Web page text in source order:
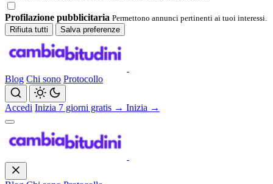
Profilazione pubblicitaria Permettono annunci pertinenti ai tuoi interessi.
Rifiuta tutti
Salva preferenze
Blog Chi sono Protocollo
Accedi Inizia 7 giorni gratis → Inizia →